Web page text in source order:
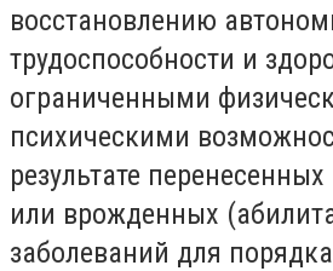
восстановлению
трудоспособности и
ограниченными
психическими
результате
или врожденных
заболеваний для